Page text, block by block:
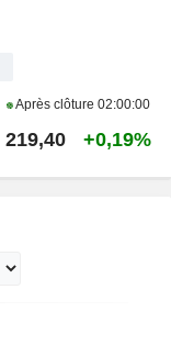
Après clôture 02:00:00
219,40 +0,19%